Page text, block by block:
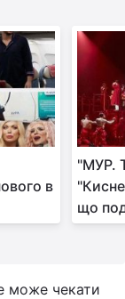
в
"МУР.
що
може чекати